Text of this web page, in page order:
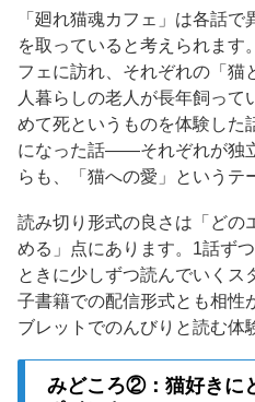
「廻れ猫魂カフェ」は各話
を取っていると考えられます
フェに訪れ、それぞれの「猫
人暮らしの老人が長年飼っ
めて死というものを体験した
になった話——それぞれが独
らも、「猫への愛」というテ
読み切り形式の良さは「どの
める」点にあります。1話ず
ときに少しずつ読んでいくス
子書籍での配信形式とも相性
ブレットでのんびりと読む体
みどころ②：猫好きに